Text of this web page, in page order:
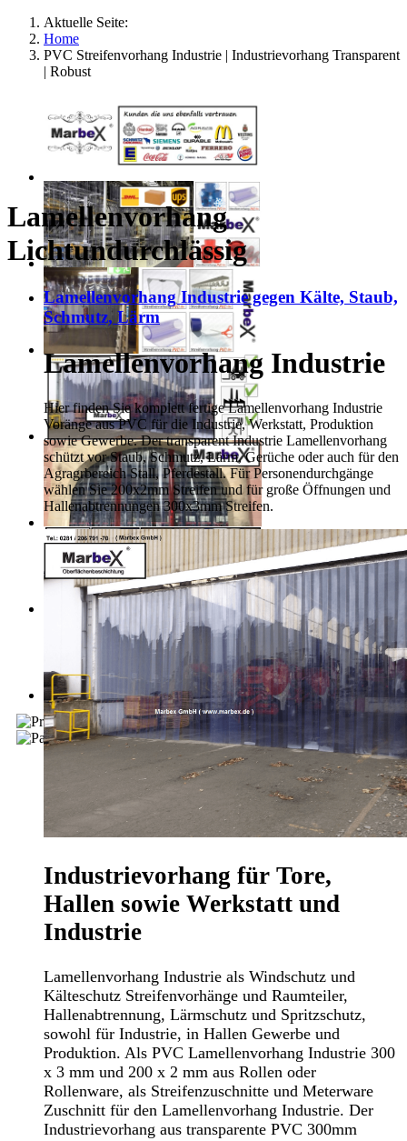
Aktuelle Seite:
Home
PVC Streifenvorhang Industrie | Industrievorhang Transparent
| Robust
Lamellenvorhang
Lichtundurchlässig
Lamellenvorhang Industrie gegen Kälte, Staub,
Schmutz, Lärm
Lamellenvorhang Industrie
Hier finden Sie komplett fertige Lamellenvorhang Industrie
Voränge aus PVC für die Industrie, Werkstatt, Produktion
sowie Gewerbe. Der transparent Industrie Lamellenvorhang
schützt vor Staub, Schmutz, Lärm, Gerüche oder auch für den
Agragrbereich Stall, Pferdestall. Für Personendurchgänge
wählen Sie 200x2mm Streifen und für große Öffnungen und
Hallenabtrennungen 300x3mm Streifen.
Industrievorhang für Tore,
Hallen sowie Werkstatt und
Industrie
Lamellenvorhang Industrie als Windschutz und
Kälteschutz Streifenvorhänge und Raumteiler,
Hallenabtrennung, Lärmschutz und Spritzschutz,
sowohl für Industrie, in Hallen Gewerbe und
Produktion. Als PVC Lamellenvorhang Industrie 300
x 3 mm und 200 x 2 mm aus Rollen oder
Rollenware, als Streifenzuschnitte und Meterware
Zuschnitt für den Lamellenvorhang Industrie. Der
Industrievorhang aus transparente PVC 300mm